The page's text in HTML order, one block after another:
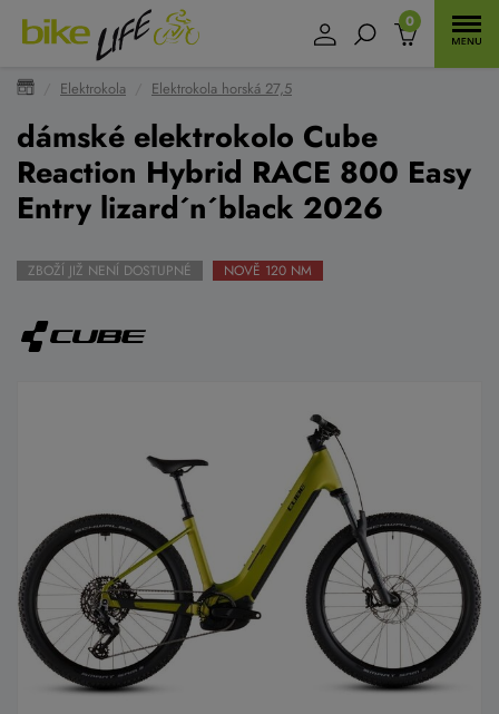
0
Elektrokola Elektrokola horská 27,5
dámské elektrokolo Cube
Reaction Hybrid RACE 800 Easy
Entry lizard´n´black 2026
ZBOŽÍ JIŽ NENÍ DOSTUPNÉ NOVĚ 120 NM